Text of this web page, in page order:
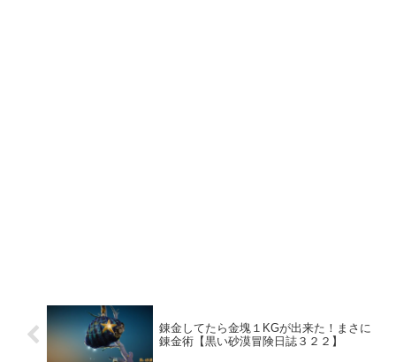
錬金してたら金塊１KGが出来た！まさに
錬金術【黒い砂漠冒険日誌３２２】